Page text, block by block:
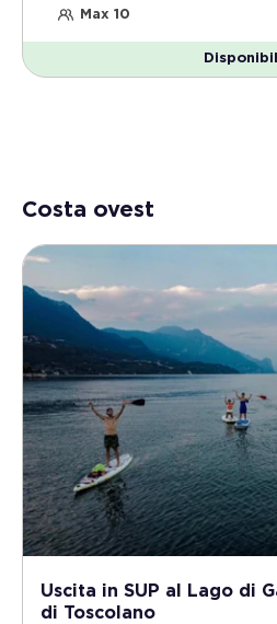
Max 10
Costa ovest
Uscita in SUP al Lago di
di Toscolano